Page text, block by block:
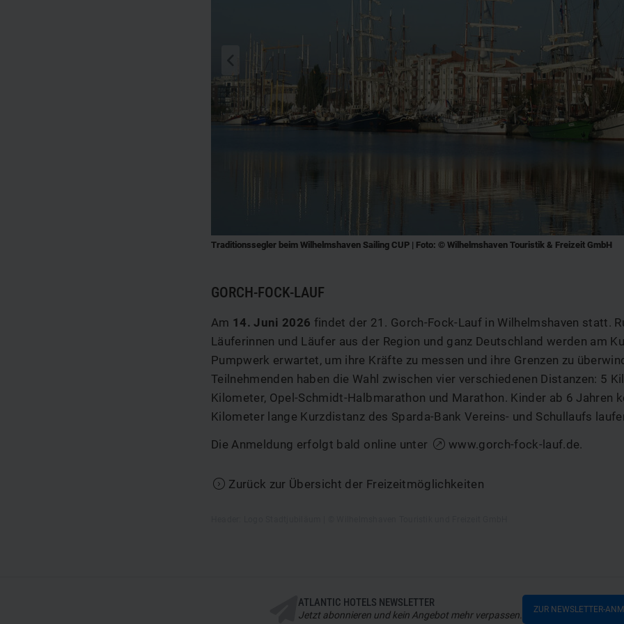
Traditionssegler beim Wilhelmshaven Sailing CUP | Foto: © Wilhelmshaven Touristik & Freizeit GmbH
GORCH-FOCK-LAUF
Am 14. Juni 2026 findet der 21. Gorch-Fock-Lauf in Wilhelmshaven statt.
Läuferinnen und Läufer aus der Region und ganz Deutschland werden am
Pumpwerk erwartet, um ihre Kräfte zu messen und ihre Grenzen zu
Teilnehmenden haben die Wahl zwischen vier verschiedenen Distanzen: 5
Kilometer, Opel-Schmidt-Halbmarathon und Marathon. Kinder ab 6 Jahren
Kilometer lange Kurzdistanz des Sparda-Bank Vereins- und Schullaufs
Die Anmeldung erfolgt bald online unter
www.gorch-fock-lauf.de.
Zurück zur Übersicht der Freizeitmöglichkeiten
ATLANTIC HOTELS NEWSLETTER
Jetzt abonnieren und kein Angebot mehr verpassen.
ZUR NEWSLETTER-